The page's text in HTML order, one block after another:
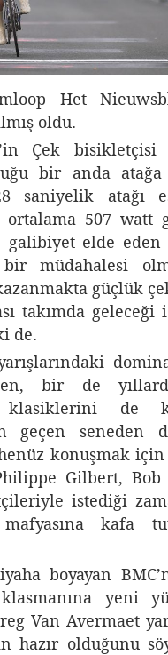
Het
oldu.
Çek
bir anda atağa
saniyelik atağı
507 watt
galibiyet elde eden
müdahalesi
güçlük
takımda
de.
bir de
klasiklerini de
geçen
konuşmak
Gilbert, Bob
istediği
kafa
boyayan
yeni
Van Avermaet
hazır olduğunu